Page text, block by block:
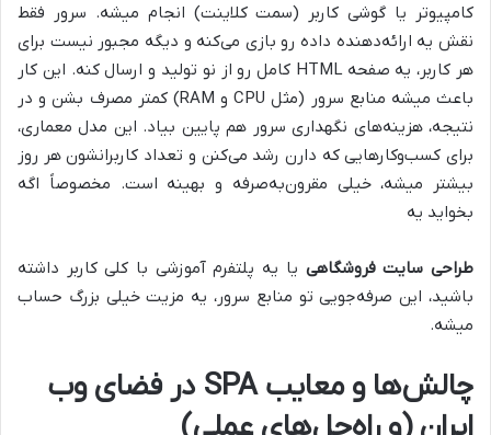
کامپیوتر یا گوشی کاربر (سمت کلاینت) انجام میشه. سرور فقط
نقش یه ارائه‌دهنده داده رو بازی می‌کنه و دیگه مجبور نیست برای
هر کاربر، یه صفحه HTML کامل رو از نو تولید و ارسال کنه. این کار
باعث میشه منابع سرور (مثل CPU و RAM) کمتر مصرف بشن و در
نتیجه، هزینه‌های نگهداری سرور هم پایین بیاد. این مدل معماری،
برای کسب‌وکارهایی که دارن رشد می‌کنن و تعداد کاربرانشون هر روز
بیشتر میشه، خیلی مقرون‌به‌صرفه و بهینه است. مخصوصاً اگه
بخواید یه
طراحی سایت فروشگاهی یا یه پلتفرم آموزشی با کلی کاربر داشته
باشید، این صرفه‌جویی تو منابع سرور، یه مزیت خیلی بزرگ حساب
میشه.
چالش‌ها و معایب SPA در فضای وب